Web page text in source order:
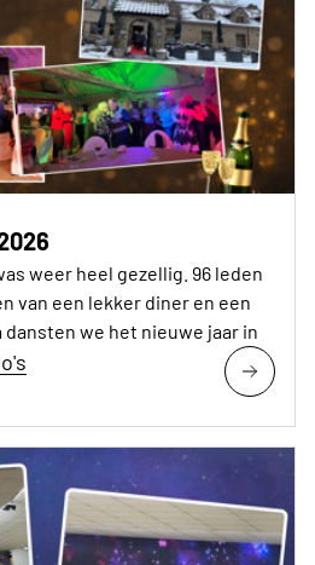
weer heel gezellig. 96 leden
van een lekker diner en een
dansten we het nieuwe jaar in